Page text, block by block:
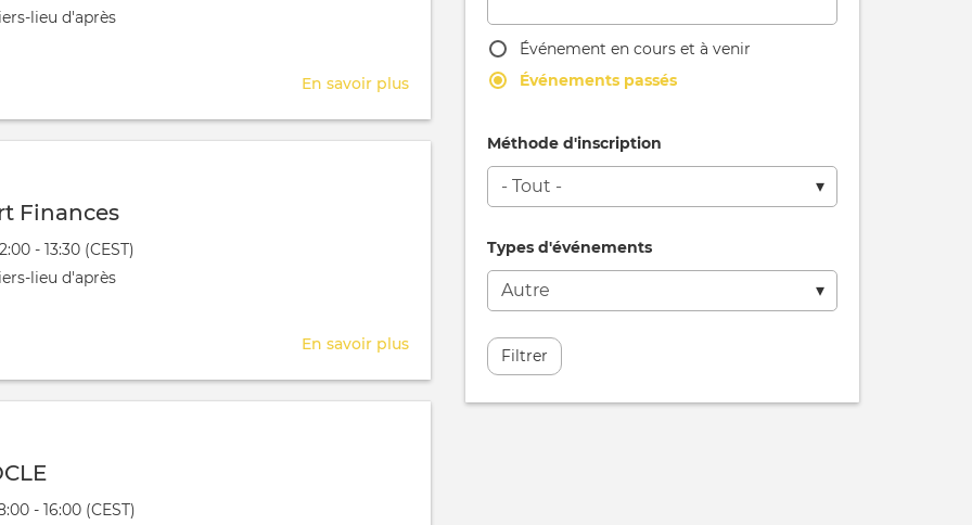
Événement en cours et à venir
Événements passés
Méthode d'inscription
Types d'événements
Filtrer
aura lieu au / à
lieu d'après
En savoir plus
Finances
- 13:30 (CEST)
aura lieu au / à
lieu d'après
En savoir plus
Expert
- 16:00 (CEST)